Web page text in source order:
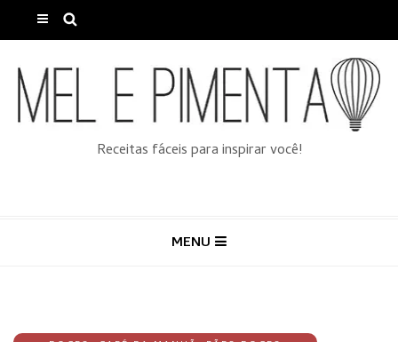
Receitas fáceis para inspirar você!
MENU